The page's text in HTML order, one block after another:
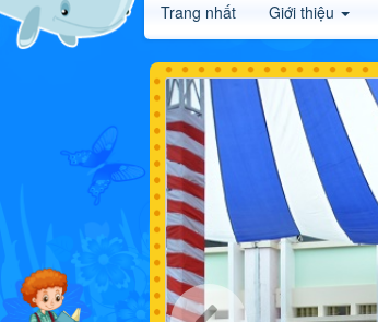
Trang nhất Giới thiệu